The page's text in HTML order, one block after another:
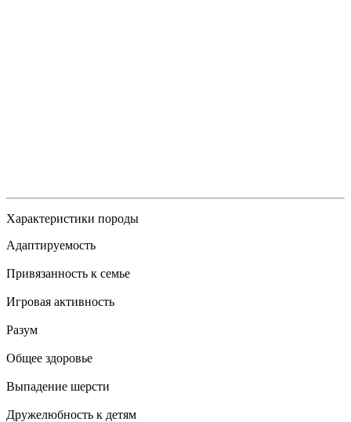
Характеристики породы
Адаптируемость
Привязанность к семье
Игровая активность
Разум
Общее здоровье
Выпадение шерсти
Дружелюбность к детям